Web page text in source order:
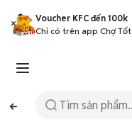
Voucher KFC đến 100k
Chỉ có trên app Chợ Tốt